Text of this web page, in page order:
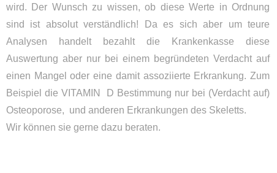
wird. Der Wunsch zu wissen, ob diese Werte in Ordnung
sind ist absolut verständlich! Da es sich aber um teure
Analysen handelt bezahlt die Krankenkasse diese
Auswertung aber nur bei einem begründeten Verdacht auf
einen Mangel oder eine damit assoziierte Erkrankung. Zum
Beispiel die VITAMIN D Bestimmung nur bei (Verdacht auf)
Osteoporose, und anderen Erkrankungen des Skeletts.
Wir können sie gerne dazu beraten.